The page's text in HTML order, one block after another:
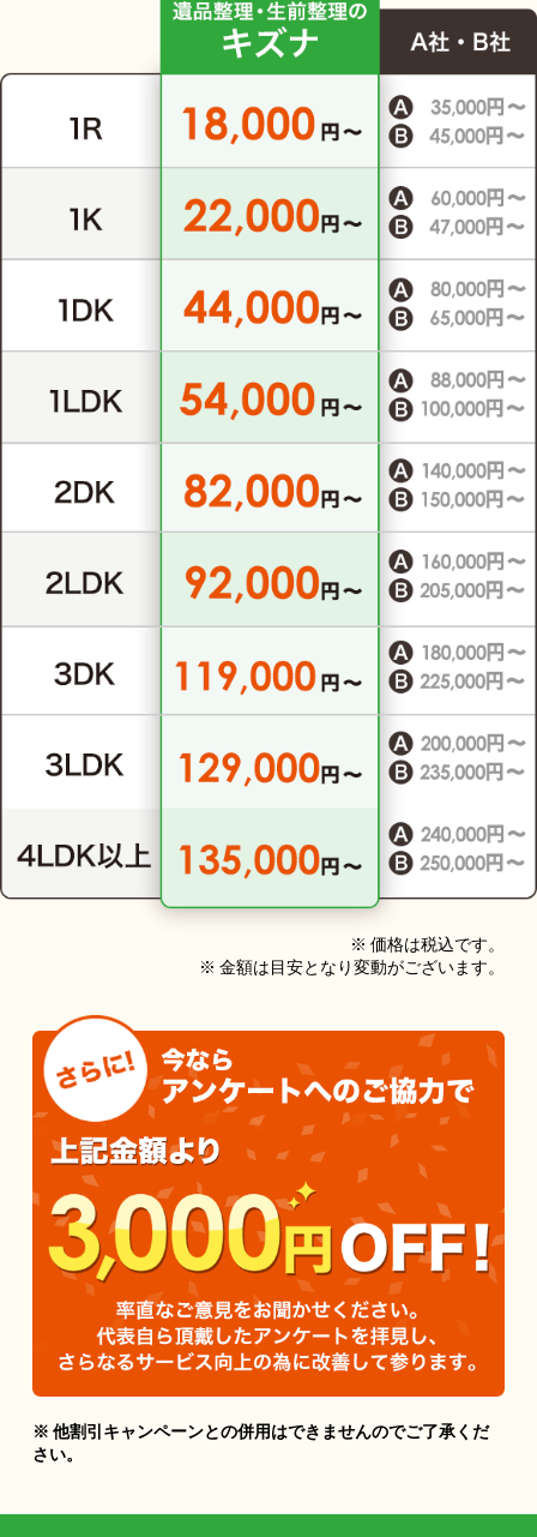
※ 価格は税込です。
※ 金額は目安となり変動がございます。
※ 他割引キャンペーンとの併用はできませんのでご了承くだ
さい。